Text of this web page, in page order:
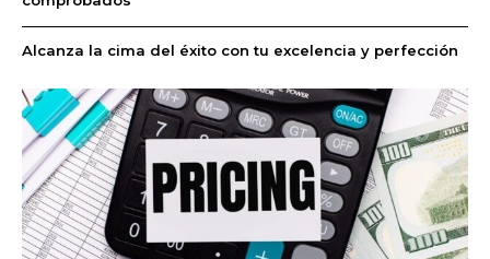
Alcanza la cima del éxito con tu excelencia y perfección